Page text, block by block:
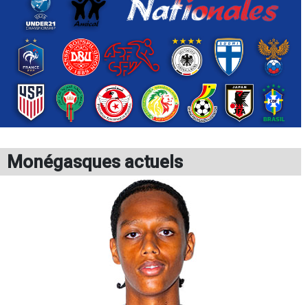
Monégasques actuels